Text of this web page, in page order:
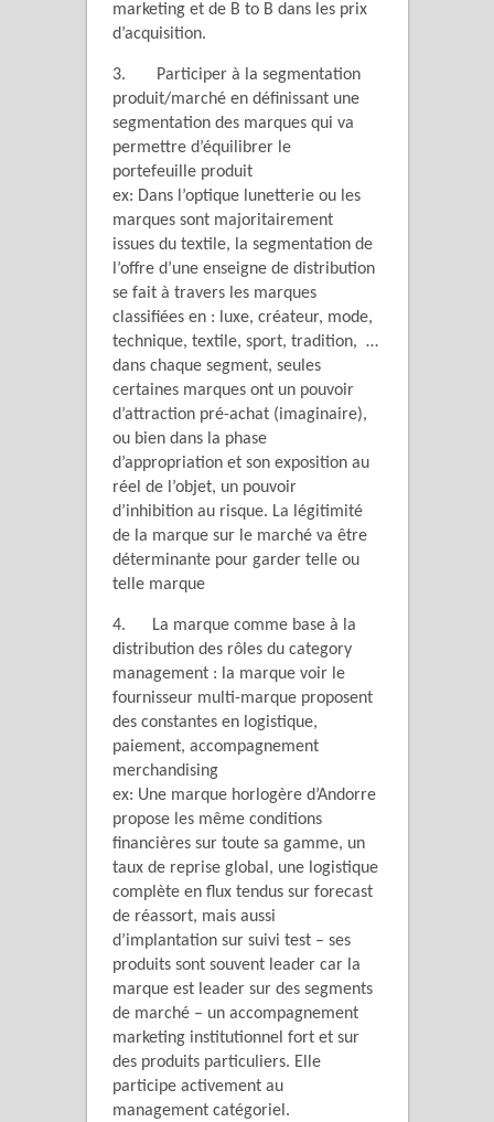
marketing et de B to B dans les prix
d’acquisition.
3. Participer à la segmentation
produit/marché en définissant une
segmentation des marques qui va
permettre d’équilibrer le
portefeuille produit
ex: Dans l’optique lunetterie ou les
marques sont majoritairement
issues du textile, la segmentation de
l’offre d’une enseigne de distribution
se fait à travers les marques
classifiées en : luxe, créateur, mode,
technique, textile, sport, tradition, …
dans chaque segment, seules
certaines marques ont un pouvoir
d’attraction pré-achat (imaginaire),
ou bien dans la phase
d’appropriation et son exposition au
réel de l’objet, un pouvoir
d’inhibition au risque. La légitimité
de la marque sur le marché va être
déterminante pour garder telle ou
telle marque
4. La marque comme base à la
distribution des rôles du category
management : la marque voir le
fournisseur multi-marque proposent
des constantes en logistique,
paiement, accompagnement
merchandising
ex: Une marque horlogère d’Andorre
propose les même conditions
financières sur toute sa gamme, un
taux de reprise global, une logistique
complète en flux tendus sur forecast
de réassort, mais aussi
d’implantation sur suivi test – ses
produits sont souvent leader car la
marque est leader sur des segments
de marché – un accompagnement
marketing institutionnel fort et sur
des produits particuliers. Elle
participe activement au
management catégoriel.